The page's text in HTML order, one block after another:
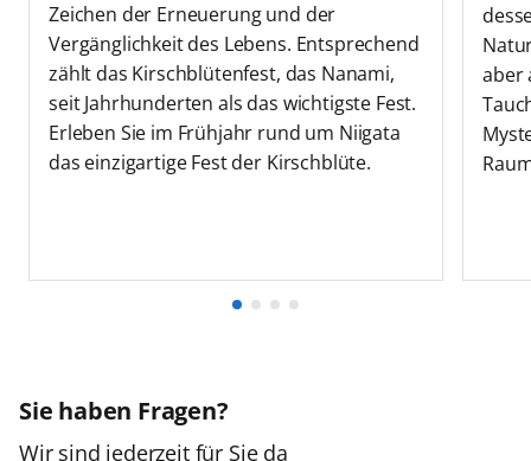
Zeichen der Erneuerung und der
Vergänglichkeit des Lebens. Entsprechend
zählt das Kirschblütenfest, das Nanami,
seit Jahrhunderten als das wichtigste Fest.
Erleben Sie im Frühjahr rund um Niigata
das einzigartige Fest der Kirschblüte.
aber
Sie haben Fragen?
Wir sind jederzeit für Sie da